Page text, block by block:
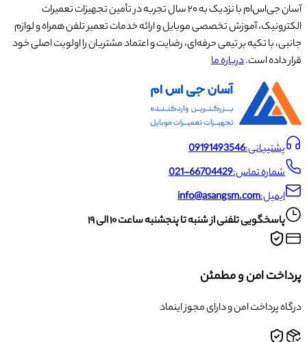
آسان جی‌اس‌ام با نزدیک به ۲۰ سال تجربه در تأمین تجهیزات تعمیرات
الکترونیک، آموزش تخصصی موبایل و ارائه خدمات تعمیر تلفن همراه و لوازم
جانبی، با تکیه بر تیمی حرفه‌ای، رضایت و اعتماد مشتریان را اولویت اصلی خود
قرار داده است.درباره ما
پشتیبانی:09191493546
شماره تماس:021-66704429
ایمیل:info@asangsm.com
پاسخگویی تلفنی از شنبه تا پنجشنبه ساعت ۱۰ الی ۱۹
پرداخت امن و مطمئن
درگاه پرداخت امن و دارای مجوز اینماد